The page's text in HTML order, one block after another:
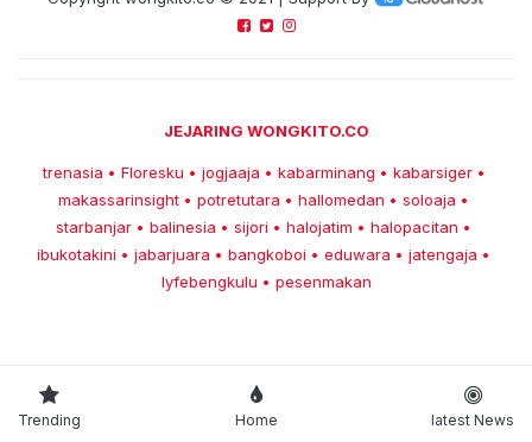
JEJARING WONGKITO.CO
trenasia • Floresku • jogjaaja • kabarminang • kabarsiger •
makassarinsight • potretutara • hallomedan • soloaja •
starbanjar • balinesia • sijori • halojatim • halopacitan •
ibukotakini • jabarjuara • bangkoboi • eduwara • jatengaja •
lyfebengkulu • pesenmakan
Trending Home latest News